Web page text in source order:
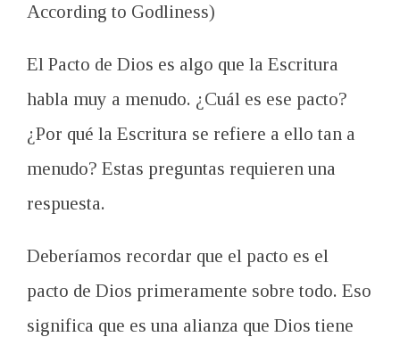
According to Godliness)
El Pacto de Dios es algo que la Escritura
habla muy a menudo. ¿Cuál es ese pacto?
¿Por qué la Escritura se refiere a ello tan a
menudo? Estas preguntas requieren una
respuesta.
Deberíamos recordar que el pacto es el
pacto de Dios primeramente sobre todo. Eso
significa que es una alianza que Dios tiene